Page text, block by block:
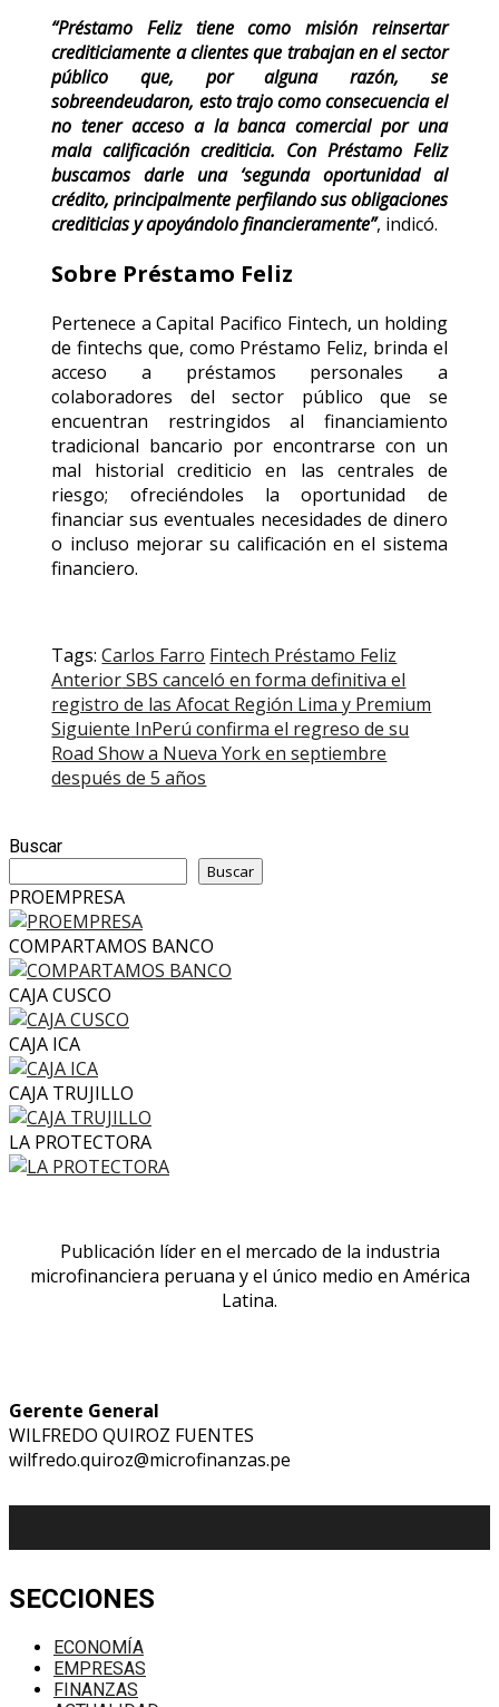
“Préstamo Feliz tiene como misión reinsertar
crediticiamente a clientes que trabajan en el sector
público que, por alguna razón, se
sobreendeudaron, esto trajo como consecuencia el
no tener acceso a la banca comercial por una
mala calificación crediticia. Con Préstamo Feliz
buscamos darle una ‘segunda oportunidad al
crédito, principalmente perfilando sus obligaciones
crediticias y apoyándolo financieramente”, indicó.
Sobre Préstamo Feliz
Pertenece a Capital Pacifico Fintech, un holding
de fintechs que, como Préstamo Feliz, brinda el
acceso a préstamos personales a
colaboradores del sector público que se
encuentran restringidos al financiamiento
tradicional bancario por encontrarse con un
mal historial crediticio en las centrales de
riesgo; ofreciéndoles la oportunidad de
financiar sus eventuales necesidades de dinero
o incluso mejorar su calificación en el sistema
financiero.
Tags:Carlos Farro Fintech Préstamo Feliz
Post
navigation
AnteriorSBS canceló en forma definitiva el
registro de las Afocat Región Lima y Premium
Siguiente InPerú confirma el regreso de su
Road Show a Nueva York en septiembre
después de 5 años
Buscar
Buscar
PROEMPRESA
COMPARTAMOS BANCO
CAJA CUSCO
CAJA ICA
CAJA TRUJILLO
LA PROTECTORA
Publicación líder en el mercado de la industria
microfinanciera peruana y el único medio en América
Latina.
Gerente General
WILFREDO QUIROZ FUENTES
wilfredo.quiroz@microfinanzas.pe
SECCIONES
ECONOMÍA
EMPRESAS
FINANZAS